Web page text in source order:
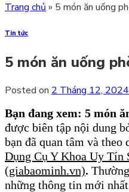
Trang chủ » 5 món ăn uống
Tin tức
5 món ăn uống
Posted on 2 Tháng 12, 2024
Bạn đang xem: 5 món
được biên tập nội dung
bạn đã quan tâm và theo
Dụng Cụ Y Khoa Uy Tín
(giabaominh.vn).
những thông tin mới